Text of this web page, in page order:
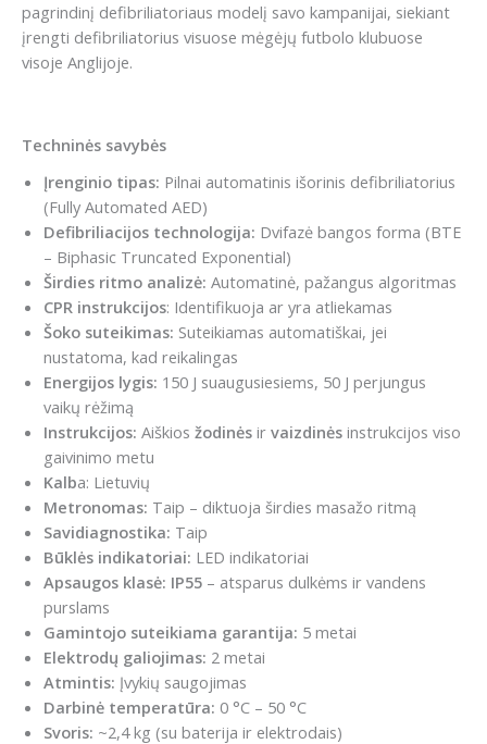
pagrindinį defibriliatoriaus modelį savo kampanijai, siekiant
įrengti defibriliatorius visuose mėgėjų futbolo klubuose
visoje Anglijoje.
Techninės savybės
Įrenginio tipas: Pilnai automatinis išorinis defibriliatorius
(Fully Automated AED)
Defibriliacijos technologija: Dvifazė bangos forma (BTE
– Biphasic Truncated Exponential)
Širdies ritmo analizė: Automatinė, pažangus algoritmas
CPR instrukcijos: Identifikuoja ar yra atliekamas
Šoko suteikimas: Suteikiamas automatiškai, jei
nustatoma, kad reikalingas
Energijos lygis: 150 J suaugusiesiems, 50 J perjungus
vaikų rėžimą
Instrukcijos: Aiškios žodinės ir vaizdinės instrukcijos viso
gaivinimo metu
Kalba: Lietuvių
Metronomas: Taip – diktuoja širdies masažo ritmą
Savidiagnostika: Taip
Būklės indikatoriai: LED indikatoriai
Apsaugos klasė: IP55 – atsparus dulkėms ir vandens
purslams
Gamintojo suteikiama garantija: 5 metai
Elektrodų galiojimas: 2 metai
Atmintis: Įvykių saugojimas
Darbinė temperatūra: 0 °C – 50 °C
Svoris: ~2,4 kg (su baterija ir elektrodais)